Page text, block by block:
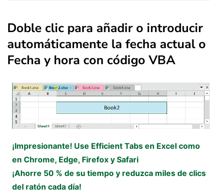
Doble clic para añadir o introducir
automáticamente la fecha actual o
Fecha y hora con código VBA
¡Impresionante! Use Efficient Tabs en Excel como
en Chrome, Edge, Firefox y Safari
¡Ahorre 50 % de su tiempo y reduzca miles de clics
del ratón cada día!